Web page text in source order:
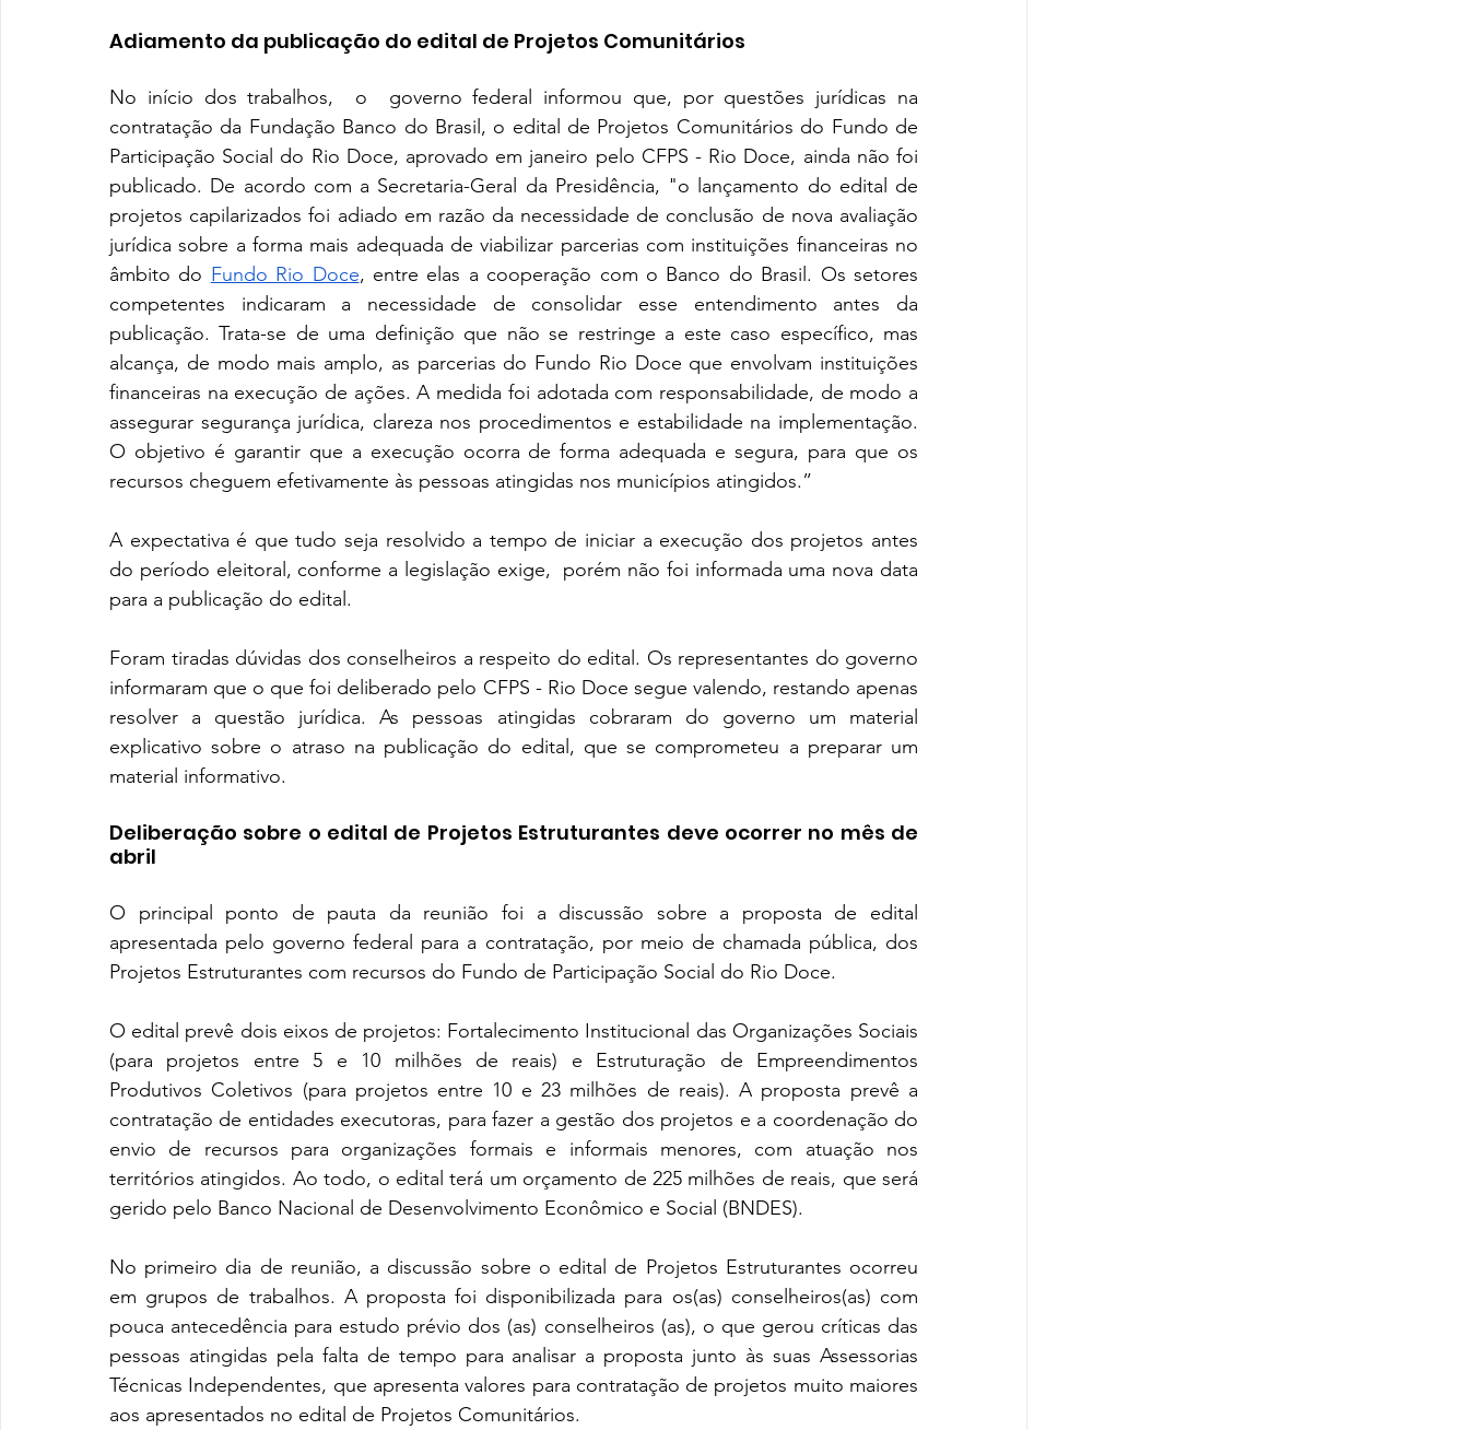
Adiamento da publicação do edital de Projetos Comunitários
No início dos trabalhos,  o  governo federal informou que, por questões jurídicas na
contratação da Fundação Banco do Brasil, o edital de Projetos Comunitários do Fundo de
Participação Social do Rio Doce, aprovado em janeiro pelo CFPS - Rio Doce, ainda não foi
publicado. De acordo com a Secretaria-Geral da Presidência, "o lançamento do edital de
projetos capilarizados foi adiado em razão da necessidade de conclusão de nova avaliação
jurídica sobre a forma mais adequada de viabilizar parcerias com instituições financeiras no
âmbito do Fundo Rio Doce, entre elas a cooperação com o Banco do Brasil. Os setores
competentes indicaram a necessidade de consolidar esse entendimento antes da
publicação. Trata-se de uma definição que não se restringe a este caso específico, mas
alcança, de modo mais amplo, as parcerias do Fundo Rio Doce que envolvam instituições
financeiras na execução de ações. A medida foi adotada com responsabilidade, de modo a
assegurar segurança jurídica, clareza nos procedimentos e estabilidade na implementação.
O objetivo é garantir que a execução ocorra de forma adequada e segura, para que os
recursos cheguem efetivamente às pessoas atingidas nos municípios atingidos.”
A expectativa é que tudo seja resolvido a tempo de iniciar a execução dos projetos antes
do período eleitoral, conforme a legislação exige,  porém não foi informada uma nova data
para a publicação do edital.
Foram tiradas dúvidas dos conselheiros a respeito do edital. Os representantes do governo
informaram que o que foi deliberado pelo CFPS - Rio Doce segue valendo, restando apenas
resolver a questão jurídica. As pessoas atingidas cobraram do governo um material
explicativo sobre o atraso na publicação do edital, que se comprometeu a preparar um
material informativo.
Deliberação sobre o edital de Projetos Estruturantes deve ocorrer no mês de
abril
O principal ponto de pauta da reunião foi a discussão sobre a proposta de edital
apresentada pelo governo federal para a contratação, por meio de chamada pública, dos
Projetos Estruturantes com recursos do Fundo de Participação Social do Rio Doce.
O edital prevê dois eixos de projetos: Fortalecimento Institucional das Organizações Sociais
(para projetos entre 5 e 10 milhões de reais) e Estruturação de Empreendimentos
Produtivos Coletivos (para projetos entre 10 e 23 milhões de reais). A proposta prevê a
contratação de entidades executoras, para fazer a gestão dos projetos e a coordenação do
envio de recursos para organizações formais e informais menores, com atuação nos
territórios atingidos. Ao todo, o edital terá um orçamento de 225 milhões de reais, que será
gerido pelo Banco Nacional de Desenvolvimento Econômico e Social (BNDES).
No primeiro dia de reunião, a discussão sobre o edital de Projetos Estruturantes ocorreu
em grupos de trabalhos. A proposta foi disponibilizada para os(as) conselheiros(as) com
pouca antecedência para estudo prévio dos (as) conselheiros (as), o que gerou críticas das
pessoas atingidas pela falta de tempo para analisar a proposta junto às suas Assessorias
Técnicas Independentes, que apresenta valores para contratação de projetos muito maiores
aos apresentados no edital de Projetos Comunitários.